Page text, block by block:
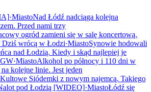
·MiastoNad Łódź nadciąga kolejna
Przed nami trzy
ogród zamieni się w salę koncertową.
Dziś wrócą w Łodzi·MiastoSynowie hodowali
nad Łodzią. Kiedy i skąd najlepiej je
·MiastoAlkohol po północy i 110 dni w
kolejne linie. Jest jeden
Kultowe Siódemki z nowym najemcą. Takiego
pod Łodzią [WIDEO]·MiastoŁódź się